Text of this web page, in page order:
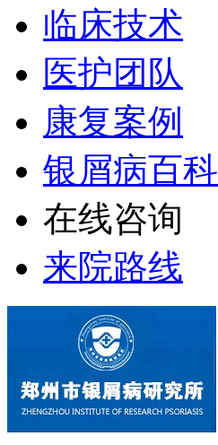
临床技术
医护团队
康复案例
银屑病百科
在线咨询
来院路线